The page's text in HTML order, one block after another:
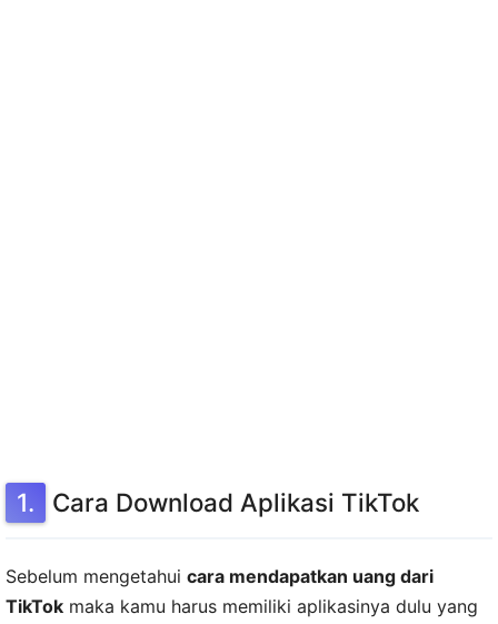
Cara Download Aplikasi TikTok
Sebelum mengetahui cara mendapatkan uang dari
TikTok maka kamu harus memiliki aplikasinya dulu yang